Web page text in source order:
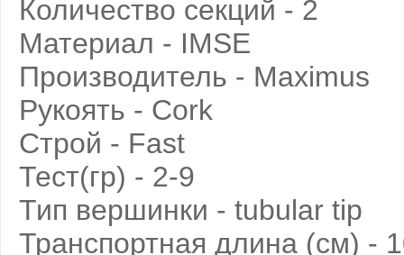
Количество секций - 2
Материал - IMSE
Производитель - Maximus
Рукоять - Cork
Строй - Fast
Тест(гр) - 2-9
Тип вершинки - tubular tip
Транспортная длина (см) -